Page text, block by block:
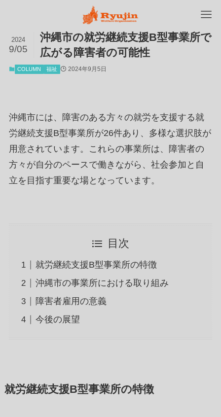
沖縄市の就労継続支援B型事業所で
広がる障害者の可能性
2024
9/05
COLUMN 福祉 2024年9月5日
沖縄市には、障害のある方々の就労を支援する就
労継続支援B型事業所が26件あり、多様な選択肢が
用意されています。これらの事業所は、障害者の
方々が自分のペースで働きながら、社会参加と自
立を目指す重要な場となっています。
目次
就労継続支援B型事業所の特徴
沖縄市の事業所における取り組み
障害者雇用の意義
今後の展望
就労継続支援B型事業所の特徴